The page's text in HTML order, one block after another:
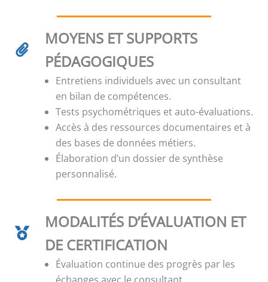
MOYENS ET SUPPORTS
PÉDAGOGIQUES
Entretiens individuels avec un consultant
en bilan de compétences.
Tests psychométriques et auto-évaluations.
Accès à des ressources documentaires et à
des bases de données métiers.
Élaboration d’un dossier de synthèse
personnalisé.
MODALITÉS D’ÉVALUATION ET
DE CERTIFICATION
Évaluation continue des progrès par les